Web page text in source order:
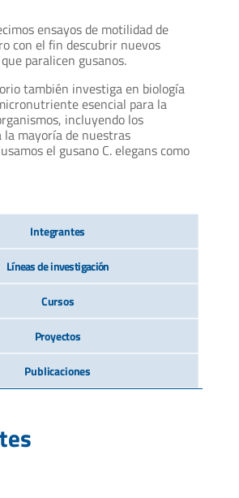
ensayos de motilidad de
con el fin descubrir nuevos
paralicen gusanos.
también investiga en biología
esencial para la
incluyendo los
la mayoría de nuestras
el gusano C. elegans como
Integrantes
Líneas de investigación
Cursos
Proyectos
Publicaciones